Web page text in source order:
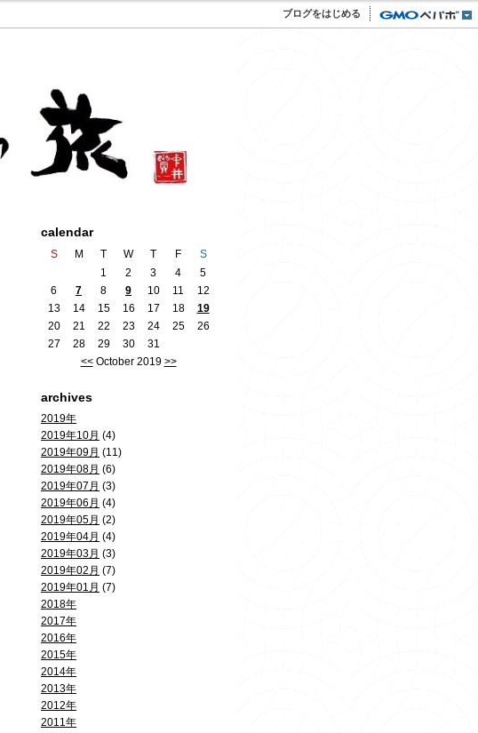
ブログをはじめる
calendar
S M T W T F
S
1
2 3 4
5
6
7 8 9 10 11
12
13
14 15 16 17 18
19
20
21 22 23 24 25
26
27
28 29 30
31
<<October 2019 >>
archives
2019年
2019年10月 (4)
2019年09月 (11)
2019年08月 (6)
2019年07月 (3)
2019年06月 (4)
2019年05月 (2)
2019年04月 (4)
2019年03月 (3)
2019年02月 (7)
2019年01月 (7)
2018年
2017年
2016年
2015年
2014年
2013年
2012年
2011年